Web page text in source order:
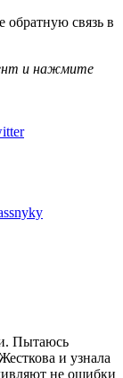
связь в
и нажмите
Пытаюсь
и узнала
не ошибки